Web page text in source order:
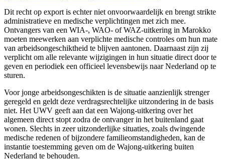
Dit recht op export is echter niet onvoorwaardelijk en brengt strikte
administratieve en medische verplichtingen met zich mee.
Ontvangers van een WIA-, WAO- of WAZ-uitkering in Marokko
moeten meewerken aan verplichte medische controles om hun mate
van arbeidsongeschiktheid te blijven aantonen. Daarnaast zijn zij
verplicht om alle relevante wijzigingen in hun situatie direct door te
geven en periodiek een officieel levensbewijs naar Nederland op te
sturen.
Voor jonge arbeidsongeschikten is de situatie aanzienlijk strenger
geregeld en geldt deze verdragsrechtelijke uitzondering in de basis
niet. Het UWV geeft aan dat een Wajong-uitkering over het
algemeen direct stopt zodra de ontvanger in het buitenland gaat
wonen. Slechts in zeer uitzonderlijke situaties, zoals dwingende
medische redenen of bijzondere familieomstandigheden, kan de
instantie toestemming geven om de Wajong-uitkering buiten
Nederland te behouden.